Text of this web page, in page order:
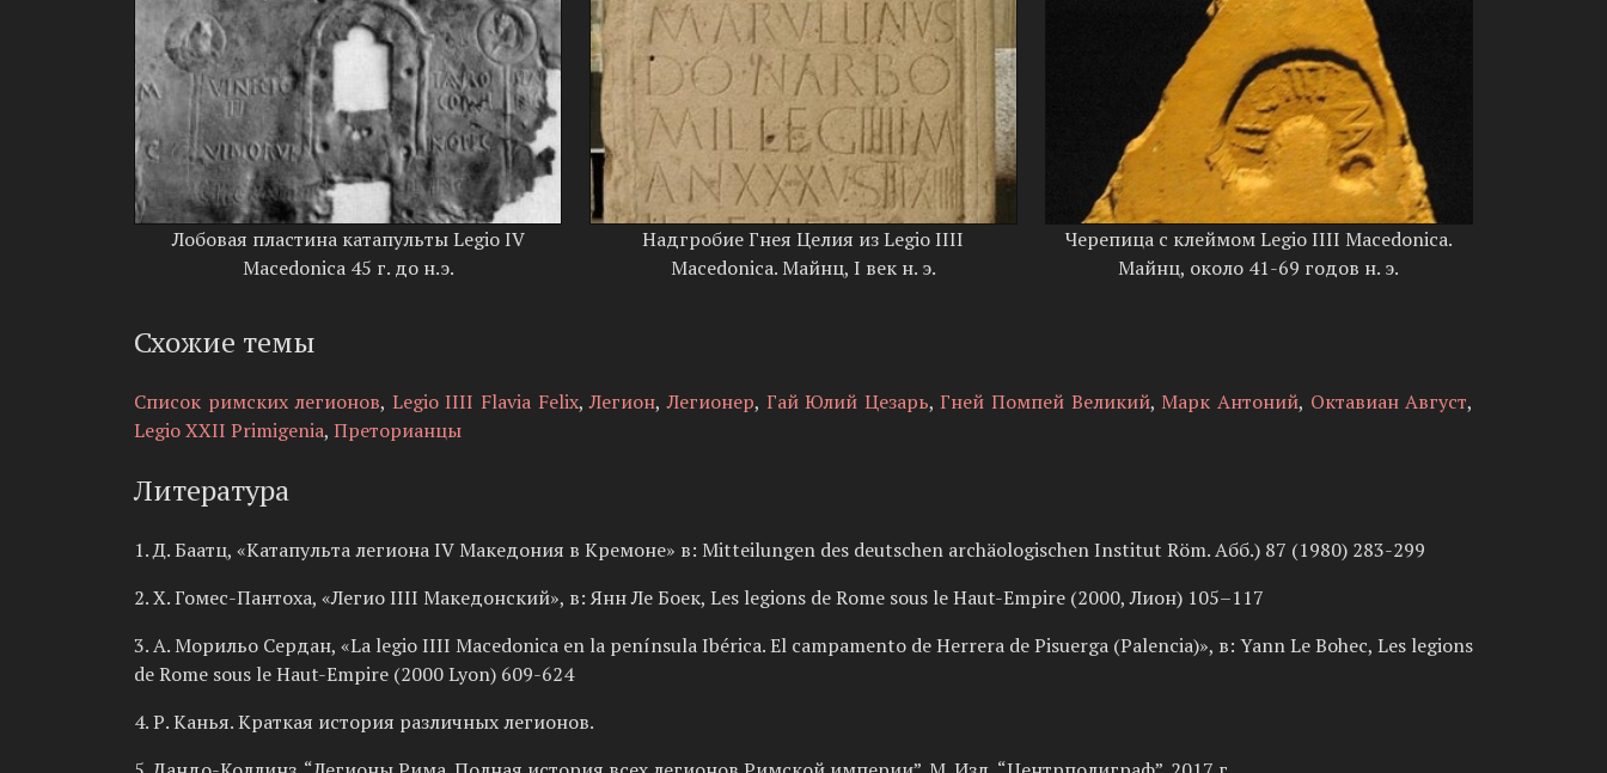
Лобовая пластина катапульты Legio IV
Macedonica 45 г. до н.э.
Надгробие Гнея Целия из Legio IIII
Macedonica. Майнц, I век н. э.
Черепица с клеймом Legio IIII Macedonica.
Майнц, около 41-69 годов н. э.
Схожие темы
Список римских легионов, Legio IIII Flavia Felix,Легион,Легионер, Гай Юлий Цезарь,Гней Помпей Великий,Марк Антоний, Октавиан Август,
Legio XXII Primigenia, Преторианцы
Литература
1. Д. Баатц, «Катапульта легиона IV Македония в Кремоне» в: Mitteilungen des deutschen archäologischen Institut Röm. Абб.) 87 (1980) 283-299
2. Х. Гомес-Пантоха, «Легио IIII Македонский», в: Янн Ле Боек, Les legions de Rome sous le Haut-Empire (2000, Лион) 105–117
3. А. Морильо Сердан, «La legio IIII Macedonica en la península Ibérica. El campamento de Herrera de Pisuerga (Palencia)», в: Yann Le Bohec, Les legions
de Rome sous le Haut-Empire (2000 Lyon) 609-624
4. Р. Канья. Краткая история различных легионов.